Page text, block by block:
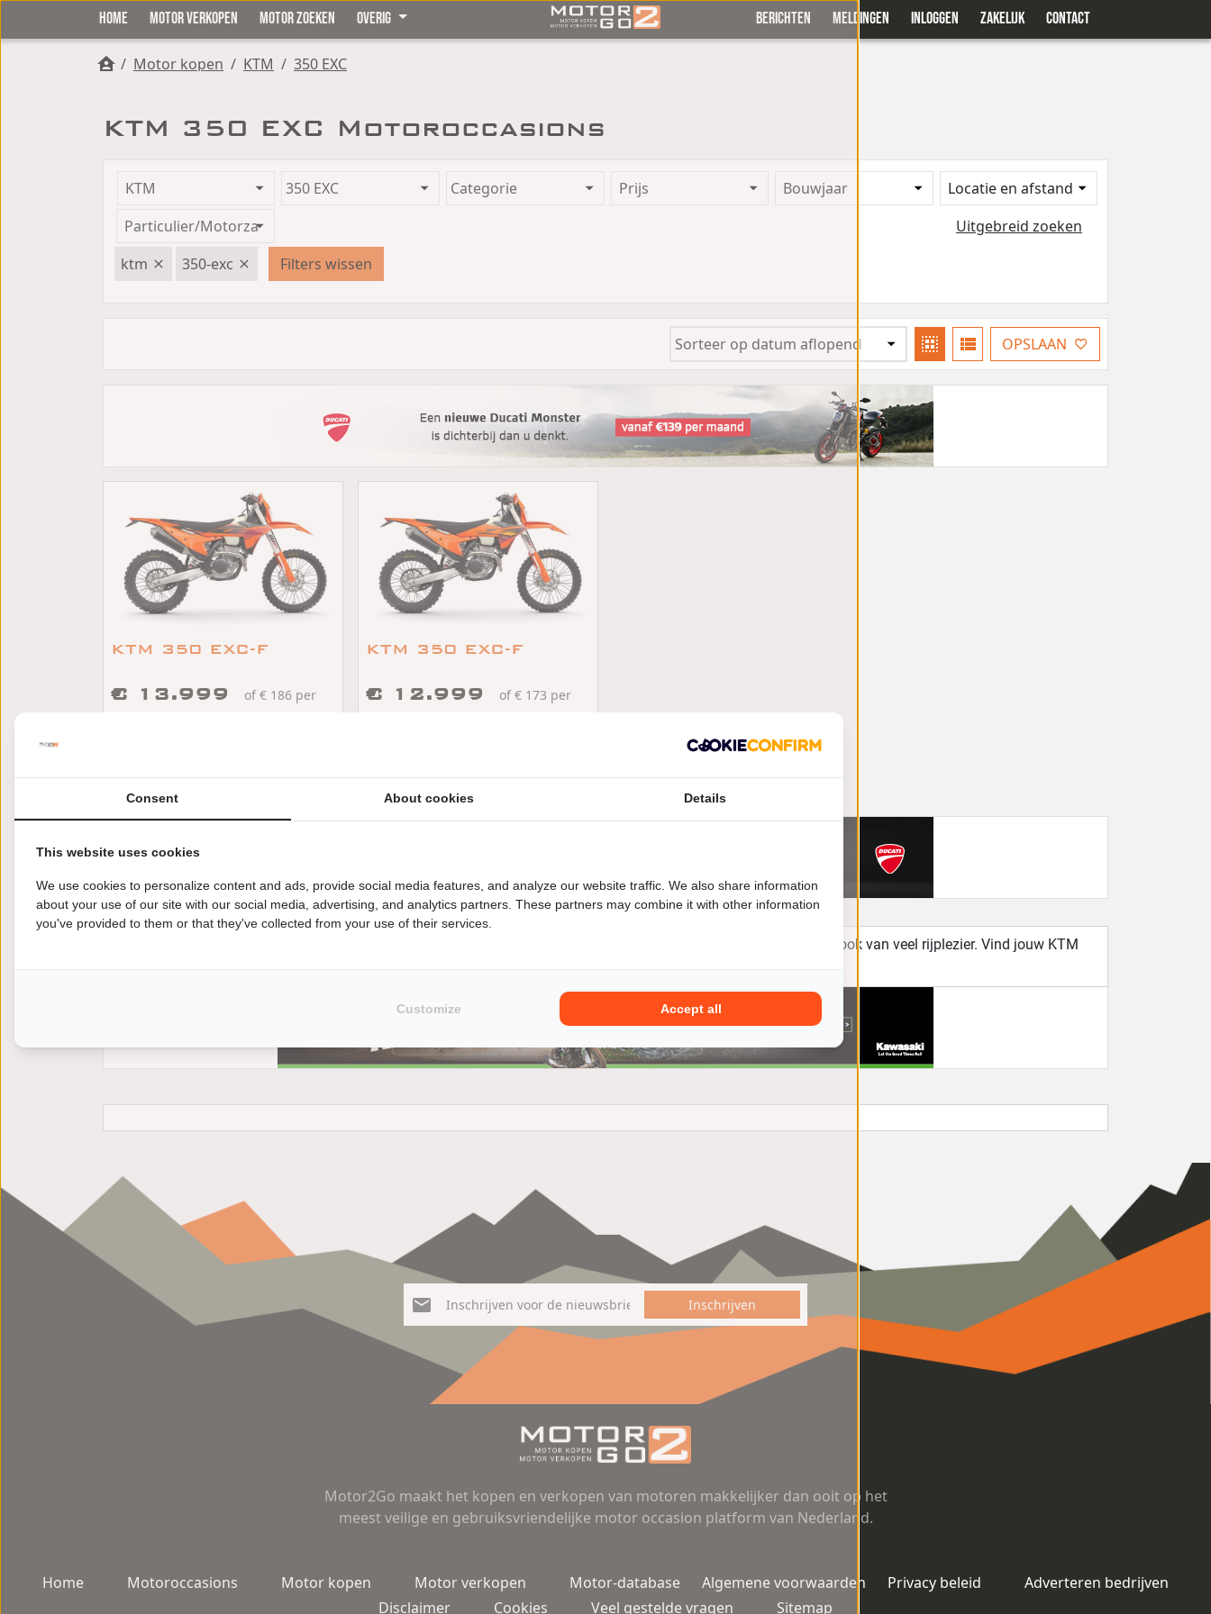
HOME MOTOR VERKOPEN MOTOR ZOEKEN OVERIG BERICHTEN MELDINGEN INLOGGEN ZAKELIJK CONTACT
/ Motor kopen / KTM / 350 EXC
KTM 350 EXC Motoroccasions
Prijs Bouwjaar
Locatie en afstand
Uitgebreid zoeken
ktm
350-exc Filters wissen
OPSLAAN
KTM 350 EXC-F
€ 13.999
of € 186 per
Oss
KTM 350 EXC-F
€ 12.999
of € 173 per
Oss
Jij wilt een andere motor kopen? Kies je voor een KTM 350 EXC dan ben je niet alleen verzekerd van kwaliteit maar ook van veel rijplezier. Vind jouw KTM
Inschrijven
Motor2Go maakt het kopen en verkopen van motoren makkelijker dan ooit op het
meest veilige en gebruiksvriendelijke motor occasion platform van Nederland.
Home Motoroccasions Motor kopen Motor verkopen Motor-database Algemene voorwaarden Privacy beleid
Adverteren bedrijven
Disclaimer
Cookies Veel gestelde vragen Sitemap
Consent About cookies Details
This website uses cookies
We use cookies to personalize content and ads, provide social media features, and analyze our website traffic. We also share information
about your use of our site with our social media, advertising, and analytics partners. These partners may combine it with other information
you've provided to them or that they've collected from your use of their services.
Customize Accept all